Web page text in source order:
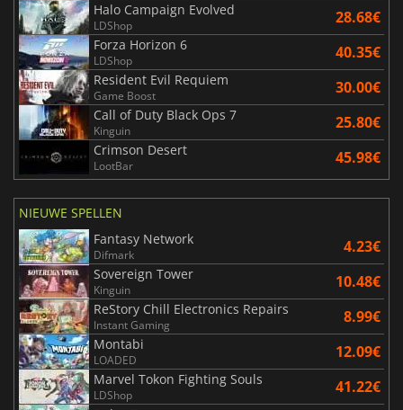
Halo Campaign Evolved
LDShop 28.68€
Forza Horizon 6
LDShop 40.35€
Resident Evil Requiem
Game Boost 30.00€
Call of Duty Black Ops 7
Kinguin 25.80€
Crimson Desert
LootBar 45.98€
NIEUWE SPELLEN
Fantasy Network
Difmark 4.23€
Sovereign Tower
Kinguin 10.48€
ReStory Chill Electronics Repairs
Instant Gaming 8.99€
Montabi
LOADED 12.09€
Marvel Tokon Fighting Souls
LDShop 41.22€